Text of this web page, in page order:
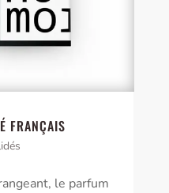
FRANÇAIS
le parfum